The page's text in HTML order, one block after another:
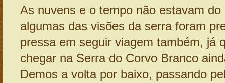
As nuvens e o tempo não estavam do
algumas das visões da serra foram
pressa em seguir viagem também, já
chegar na Serra do Corvo Branco
Demos a volta por baixo, passando